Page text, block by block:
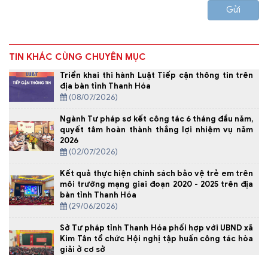
Gửi
TIN KHÁC CÙNG CHUYÊN MỤC
Triển khai thi hành Luật Tiếp cận thông tin trên
địa bàn tỉnh Thanh Hóa
(08/07/2026)
Ngành Tư pháp sơ kết công tác 6 tháng đầu năm,
quyết tâm hoàn thành thắng lợi nhiệm vụ năm
2026
(02/07/2026)
Kết quả thực hiện chính sách bảo vệ trẻ em trên
môi trường mạng giai đoạn 2020 - 2025 trên địa
bàn tỉnh Thanh Hóa
(29/06/2026)
Sở Tư pháp tỉnh Thanh Hóa phối hợp với UBND xã
Kim Tân tổ chức Hội nghị tập huấn công tác hòa
giải ở cơ sở